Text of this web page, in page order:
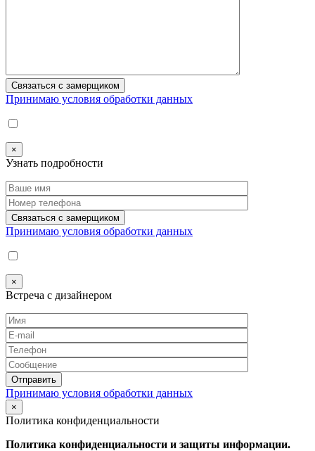
Принимаю условия обработки данных
×
Узнать подробности
Принимаю условия обработки данных
×
Встреча с дизайнером
Принимаю условия обработки данных
×
Политика конфиденциальности
Политика конфиденциальности и защиты информации.